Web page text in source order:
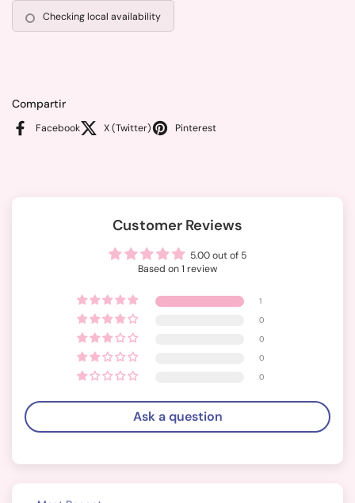
Checking local availability
Compartir
Facebook X (Twitter) Pinterest
Customer Reviews
5.00 out of 5
Based on 1 review
1
0
0
0
0
Ask a question